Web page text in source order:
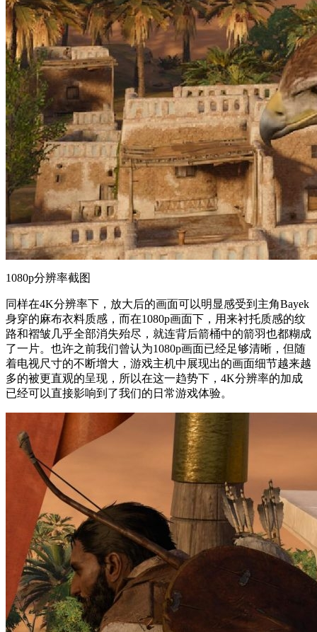
1080p分辨率截图
同样在4K分辨率下，放大后的画面可以明显感受到主角Bayek
身穿的麻布衣料质感，而在1080p画面下，用来衬托质感的纹
路和褶皱几乎全部消失殆尽，就连背后箭桶中的箭羽也都糊成
了一片。也许之前我们曾认为1080p画面已经足够清晰，但随
着电视尺寸的不断增大，游戏主机中展现出的画面细节越来越
多的被更直观的呈现，所以在这一趋势下，4K分辨率的加成
已经可以直接影响到了我们的日常游戏体验。